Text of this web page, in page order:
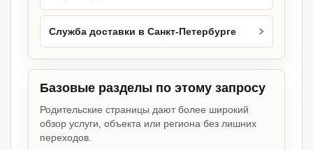
Служба доставки в Санкт-Петербурге
Базовые разделы по этому запросу
Родительские страницы дают более широкий
обзор услуги, объекта или региона без лишних
переходов.